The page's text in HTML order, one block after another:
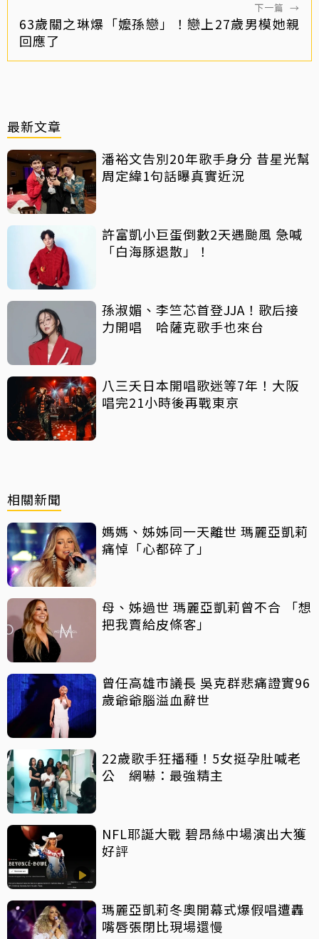
下一篇 →
63歲關之琳爆「嬤孫戀」！戀上27歲男模她親
回應了
最新文章
潘裕文告別20年歌手身分 昔星光幫
周定緯1句話曝真實近況
許富凱小巨蛋倒數2天遇颱風 急喊
「白海豚退散」！
孫淑媚、李竺芯首登JJA！歌后接
力開唱 哈薩克歌手也來台
八三夭日本開唱歌迷等7年！大阪
唱完21小時後再戰東京
相關新聞
媽媽、姊姊同一天離世 瑪麗亞凱莉
痛悼「心都碎了」
母、姊過世 瑪麗亞凱莉曾不合 「想
把我賣給皮條客」
曾任高雄市議長 吳克群悲痛證實96
歲爺爺腦溢血辭世
22歲歌手狂播種！5女挺孕肚喊老
公 網嚇：最強精主
NFL耶誕大戰 碧昂絲中場演出大獲
好評
瑪麗亞凱莉冬奧開幕式爆假唱遭轟
嘴唇張閉比現場還慢